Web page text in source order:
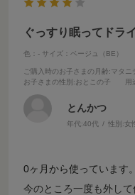
ぐっすり眠ってドラ
色：- サイズ：ベージュ（BE）
ご購入時のお子さまの月齢:マタニ
お子さまの性別 :おとこの子 用
とんかつ
年代:40代 性別:女
0ヶ月から使っています。
今のところ一度も外して